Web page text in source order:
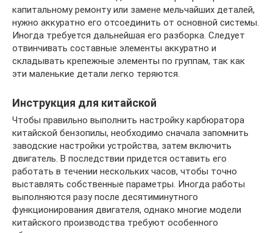
капитальному ремонту или замене мельчайших деталей,
нужно аккуратно его отсоединить от основной системы.
Иногда требуется дальнейшая его разборка. Следует
отвинчивать составные элементы аккуратно и
складывать крепежные элементы по группам, так как
эти маленькие детали легко теряются.
Инструкция для китайской
Чтобы правильно выполнить настройку карбюратора
китайской бензопилы, необходимо сначала запомнить
заводские настройки устройства, затем включить
двигатель. В последствии придется оставить его
работать в течении нескольких часов, чтобы точно
выставлять собственные параметры. Иногда работы
выполняются разу после десятиминутного
функционирования двигателя, однако многие модели
китайского производства требуют особенного